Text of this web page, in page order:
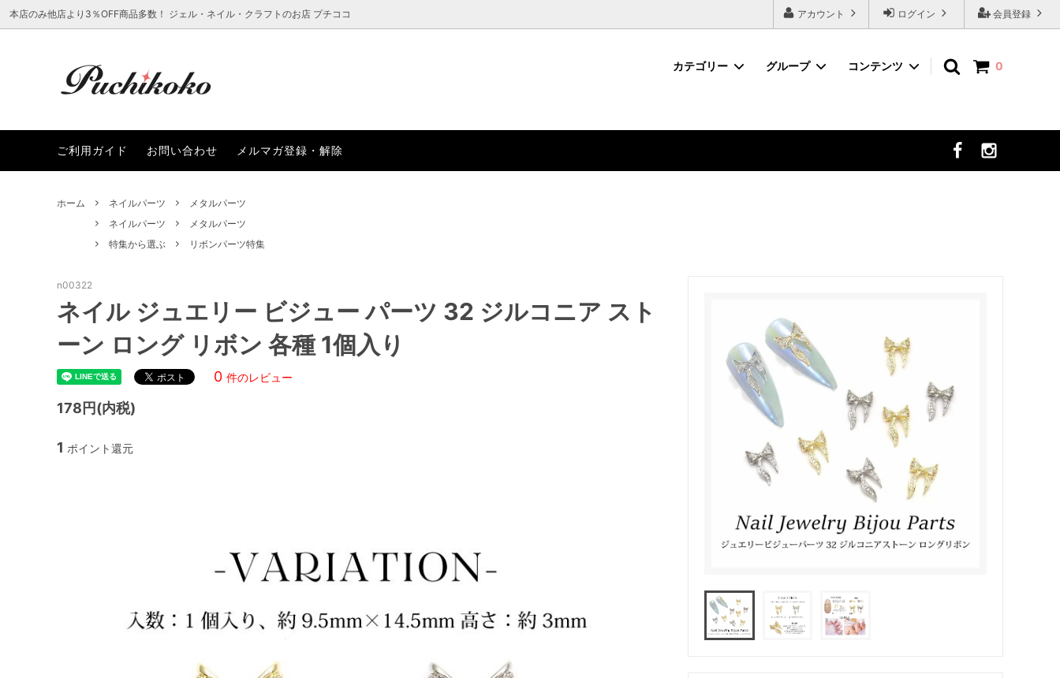
会員登録
ログイン
アカウント
本店のみ他店より3％OFF商品多数！ ジェル・ネイル・クラフトのお店 プチココ
0
カテゴリー
レジン・クラフト用品 ファッション雑貨
グループ
まつ毛エクステアイテムから選ぶ ブランドから選ぶ
コンテンツ
ご利用ガイド お問い合わせ メルマガ登録・解除
ホーム ネイルパーツ
メタルパーツ
ネイルパーツ
メタルパーツ
特集から選ぶ
リボンパーツ特集
n00322
ネイル ジュエリー ビジュー パーツ 32 ジルコニア スト
ーン ロング リボン 各種 1個入り
0 件のレビュー
178円(内税)
1 ポイント還元